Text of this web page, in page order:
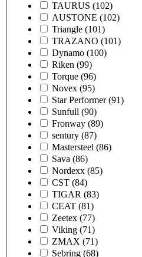
TAURUS (102)
AUSTONE (102)
Triangle (101)
TRAZANO (101)
Dynamo (100)
Riken (99)
Torque (96)
Novex (95)
Star Performer (91)
Sunfull (90)
Fronway (89)
sentury (87)
Mastersteel (86)
Sava (86)
Nordexx (85)
CST (84)
TIGAR (83)
CEAT (81)
Zeetex (77)
Viking (71)
ZMAX (71)
Sebring (68)